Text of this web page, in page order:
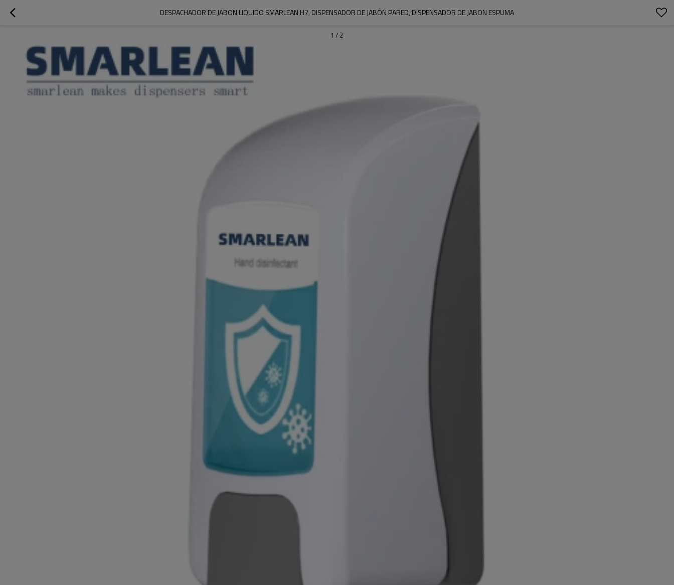
DESPACHADOR DE JABON LIQUIDO SMARLEAN H7, DISPENSADOR DE JABÓN PARED, DISPENSADOR DE JABON ESPUMA
1 / 2